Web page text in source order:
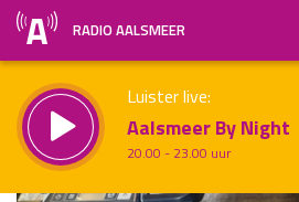
RADIO AALSMEER
Luister live:
Aalsmeer By Night
20.00 - 23.00 uur